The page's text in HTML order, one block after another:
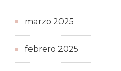
marzo 2025
febrero 2025